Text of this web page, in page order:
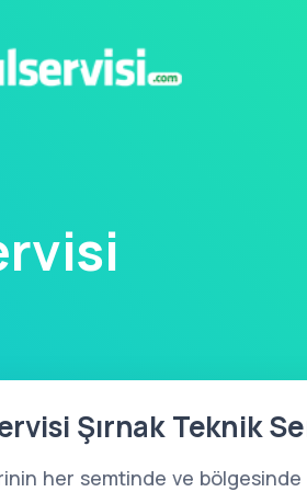
Şırnak Teknik
her semtinde ve bölgesinde